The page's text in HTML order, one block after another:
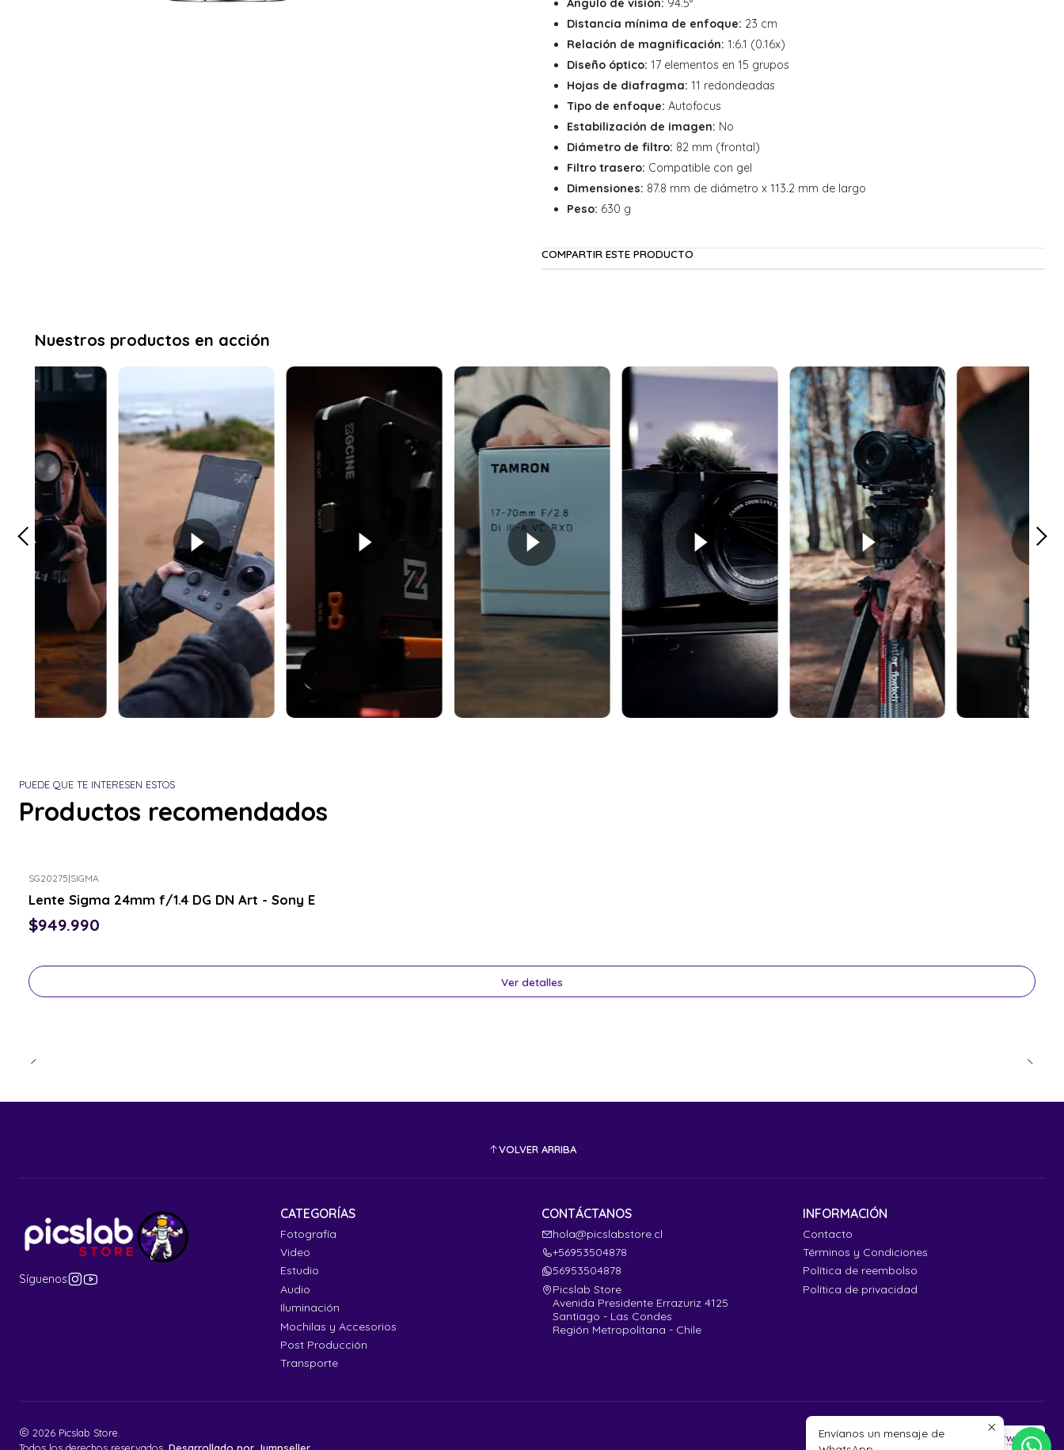
Ángulo de visión: 94.5°
Distancia mínima de enfoque: 23 cm
Relación de magnificación: 1:6.1 (0.16x)
Diseño óptico: 17 elementos en 15 grupos
Hojas de diafragma: 11 redondeadas
Tipo de enfoque: Autofocus
Estabilización de imagen: No
Diámetro de filtro: 82 mm (frontal)
Filtro trasero: Compatible con gel
Dimensiones: 87.8 mm de diámetro x 113.2 mm de largo
Peso: 630 g
COMPARTIR ESTE PRODUCTO
PUEDE QUE TE INTERESEN ESTOS
Productos recomendados
SG20275|SIGMA
Lente Sigma 24mm f/1.4 DG DN Art - Sony E
$949.990
Ver detalles
VOLVER ARRIBA
Síguenos
CATEGORÍAS
Fotografía
Video
Estudio
Audio
Iluminación
Mochilas y Accesorios
Post Producción
Transporte
CONTÁCTANOS
hola@picslabstore.cl
+56953504878
56953504878
Picslab Store
Avenida Presidente Errazuriz 4125
Santiago - Las Condes
Región Metropolitana - Chile
INFORMACIÓN
Contacto
Términos y Condiciones
Política de reembolso
Política de privacidad
2026 Picslab Store.
Envíanos un mensaje de